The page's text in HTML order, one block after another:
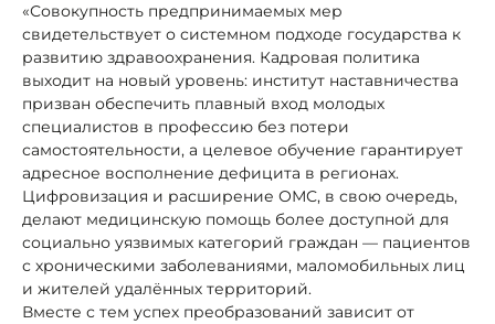
«Совокупность предпринимаемых мер
свидетельствует о системном подходе государства к
развитию здравоохранения. Кадровая политика
выходит на новый уровень: институт наставничества
призван обеспечить плавный вход молодых
специалистов в профессию без потери
самостоятельности, а целевое обучение гарантирует
адресное восполнение дефицита в регионах.
Цифровизация и расширение ОМС, в свою очередь,
делают медицинскую помощь более доступной для
социально уязвимых категорий граждан — пациентов
с хроническими заболеваниями, маломобильных лиц
и жителей удалённых территорий.
Вместе с тем успех преобразований зависит от